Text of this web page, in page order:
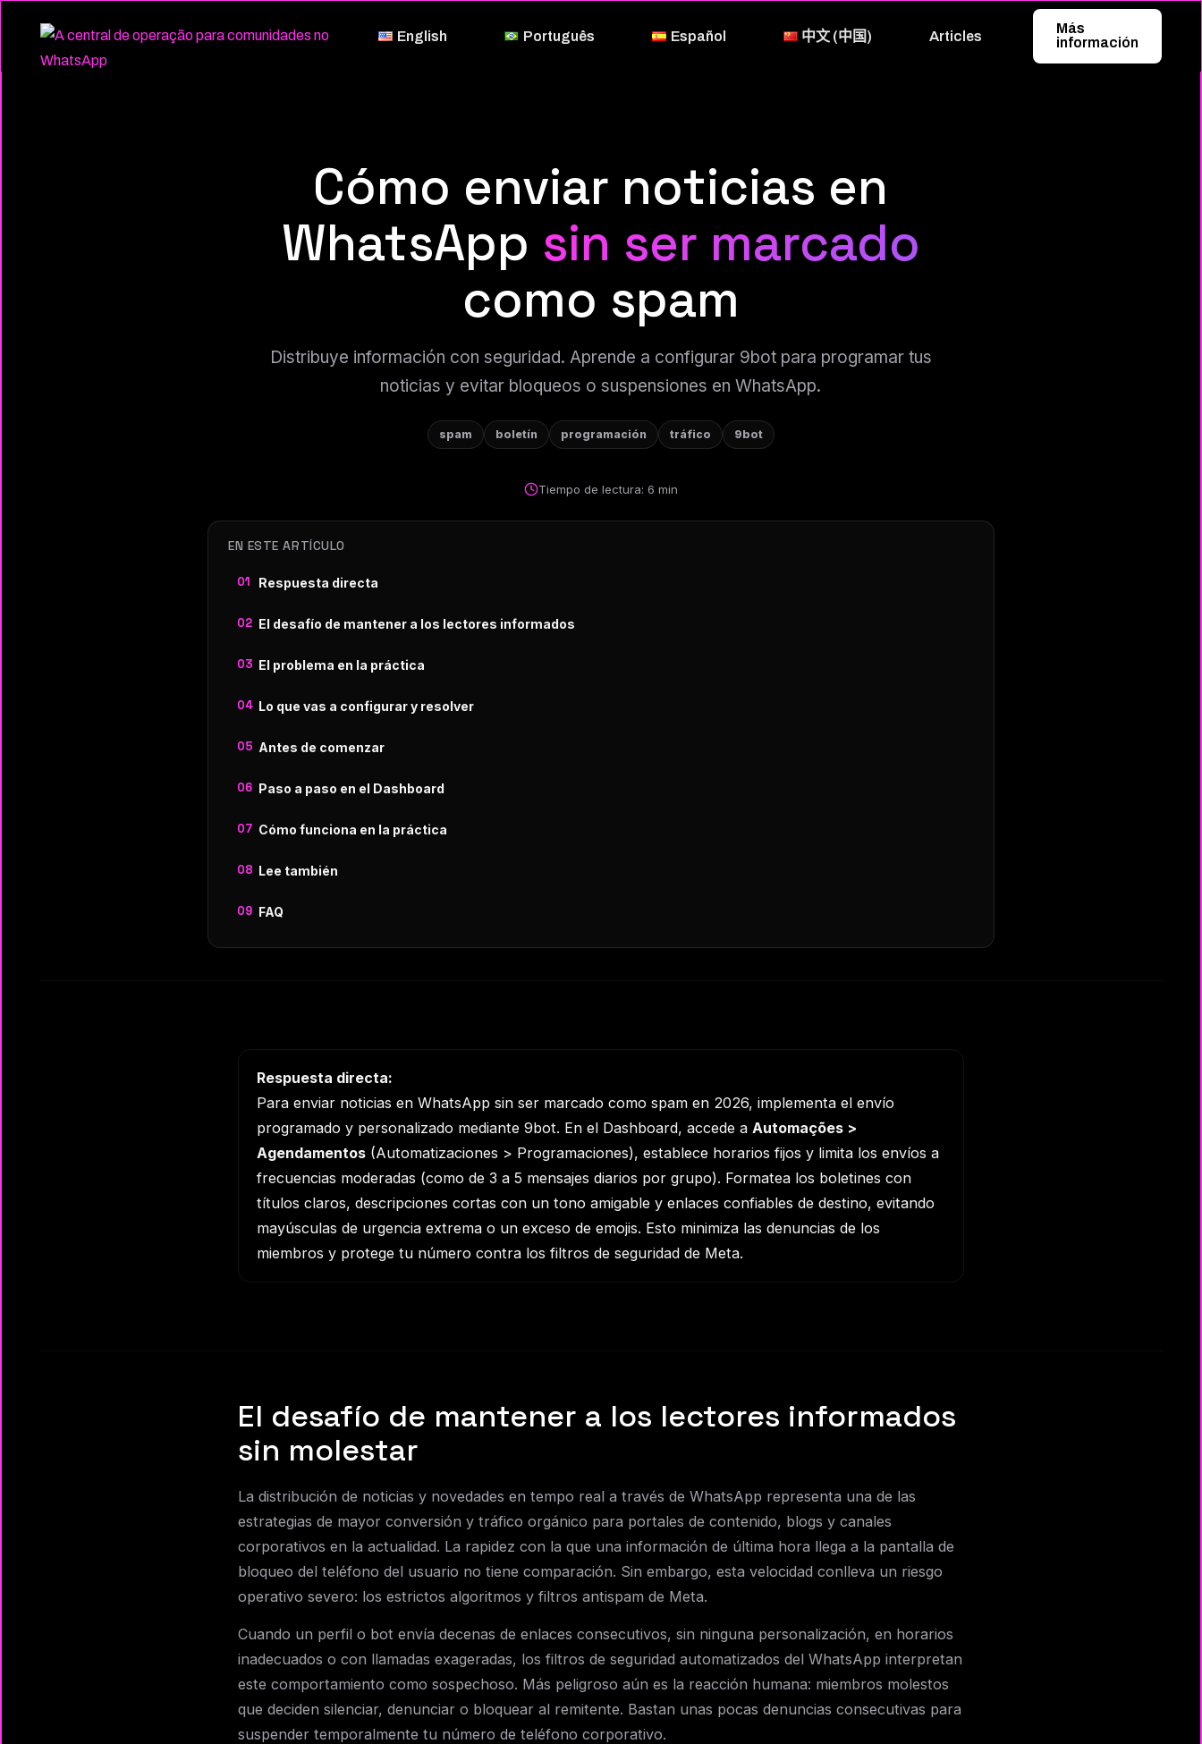
English Português Español 中文 (中国) Articles
Más
información
Cómo enviar noticias en
WhatsApp sin ser marcado
como spam
Distribuye información con seguridad. Aprende a configurar 9bot para programar tus
noticias y evitar bloqueos o suspensiones en WhatsApp.
spam boletín programación tráfico 9bot
Tiempo de lectura: 6 min
EN ESTE ARTÍCULO
Respuesta directa
El desafío de mantener a los lectores informados
El problema en la práctica
Lo que vas a configurar y resolver
Antes de comenzar
Paso a paso en el Dashboard
Cómo funciona en la práctica
Lee también
FAQ
Respuesta directa:
Para enviar noticias en WhatsApp sin ser marcado como spam en 2026, implementa el envío
programado y personalizado mediante 9bot. En el Dashboard, accede a Automações >
Agendamentos(Automatizaciones > Programaciones), establece horarios fijos y limita los envíos a
frecuencias moderadas (como de 3 a 5 mensajes diarios por grupo). Formatea los boletines con
títulos claros, descripciones cortas con un tono amigable y enlaces confiables de destino, evitando
mayúsculas de urgencia extrema o un exceso de emojis. Esto minimiza las denuncias de los
miembros y protege tu número contra los filtros de seguridad de Meta.
El desafío de mantener a los lectores informados
sin molestar
La distribución de noticias y novedades en tempo real a través de WhatsApp representa una de las
estrategias de mayor conversión y tráfico orgánico para portales de contenido, blogs y canales
corporativos en la actualidad. La rapidez con la que una información de última hora llega a la pantalla de
bloqueo del teléfono del usuario no tiene comparación. Sin embargo, esta velocidad conlleva un riesgo
operativo severo: los estrictos algoritmos y filtros antispam de Meta.
Cuando un perfil o bot envía decenas de enlaces consecutivos, sin ninguna personalización, en horarios
inadecuados o con llamadas exageradas, los filtros de seguridad automatizados del WhatsApp interpretan
este comportamiento como sospechoso. Más peligroso aún es la reacción humana: miembros molestos
que deciden silenciar, denunciar o bloquear al remitente. Bastan unas pocas denuncias consecutivas para
suspender temporalmente tu número de teléfono corporativo.